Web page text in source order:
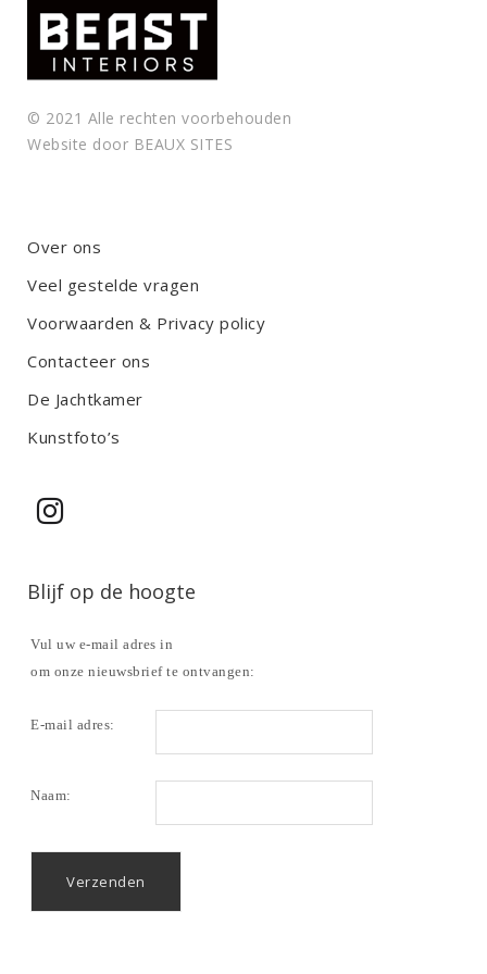
© 2021 Alle rechten voorbehouden
Website door BEAUX SITES
Over ons
Veel gestelde vragen
Voorwaarden & Privacy policy
Contacteer ons
De Jachtkamer
Kunstfoto’s
Blijf op de hoogte
Vul uw e-mail adres in
om onze nieuwsbrief te ontvangen:
E-mail adres:
Naam: